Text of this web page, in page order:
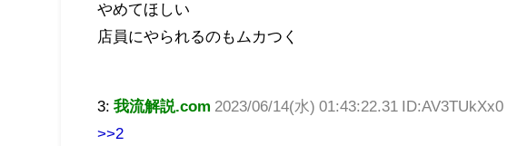
やめてほしい
店員にやられるのもムカつく
3:我流解説.com 2023/06/14(水) 01:43:22.31 ID:AV3TUkXx0
>>2